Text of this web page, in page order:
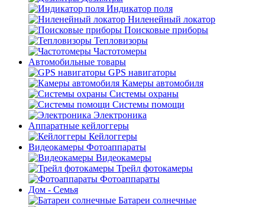
Индикатор поля
Ниленейный локатор
Поисковые приборы
Тепловизоры
Частотомеры
Автомобильные товары
GPS навигаторы
Камеры автомобиля
Системы охраны
Системы помощи
Электроника
Аппаратные кейлоггеры
Кейлоггеры
Видеокамеры Фотоаппараты
Видеокамеры
Трейл фотокамеры
Фотоаппараты
Дом - Семья
Батареи солнечные